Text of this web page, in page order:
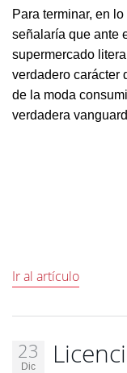
Para terminar, en
señalaría que ante
supermercado
verdadero carácter
de la moda
verdadera
Ir al artículo
23
Dic